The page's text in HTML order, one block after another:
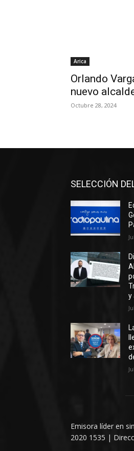
Arica
Orlando
nuevo
Octubre 28, 2024
SELECCIÓN
y
Emisora líder en
2020 1535 |